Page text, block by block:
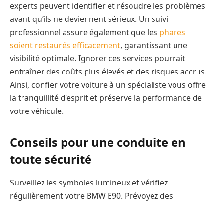
experts peuvent identifier et résoudre les problèmes
avant qu’ils ne deviennent sérieux. Un suivi
professionnel assure également que les phares
soient restaurés efficacement, garantissant une
visibilité optimale. Ignorer ces services pourrait
entraîner des coûts plus élevés et des risques accrus.
Ainsi, confier votre voiture à un spécialiste vous offre
la tranquillité d’esprit et préserve la performance de
votre véhicule.
Conseils pour une conduite en
toute sécurité
Surveillez les symboles lumineux et vérifiez
régulièrement votre BMW E90. Prévoyez des